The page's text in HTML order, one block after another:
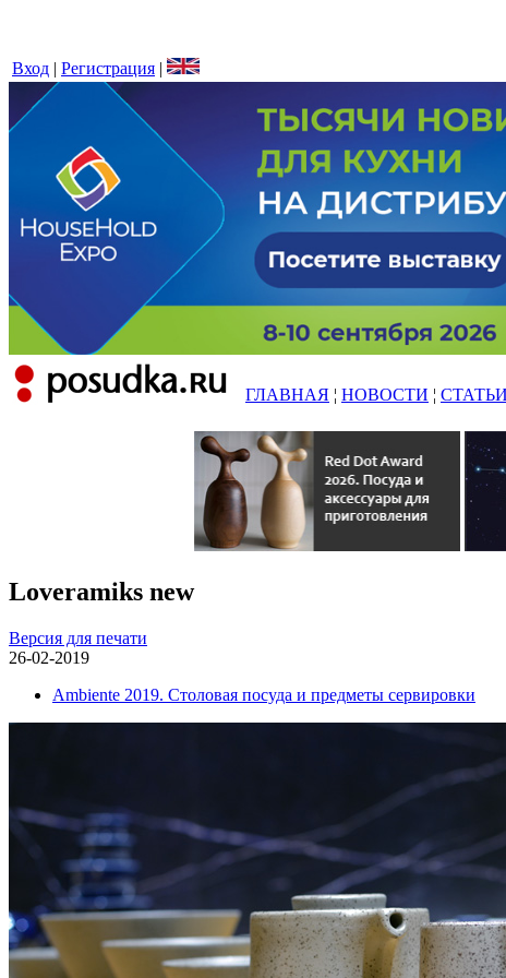
Вход | Регистрация |
ГЛАВНАЯ ¦ НОВОСТИ ¦ СТАТЬИ
Loveramiks new
Версия для печати
26-02-2019
Ambiente 2019. Столовая посуда и предметы сервировки